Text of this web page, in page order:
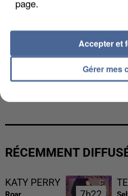
INTERPELLÉ EN ALGÉRIE
RÉCEMMENT
KATY PERRY
page.
Gérer mes
Accepter et